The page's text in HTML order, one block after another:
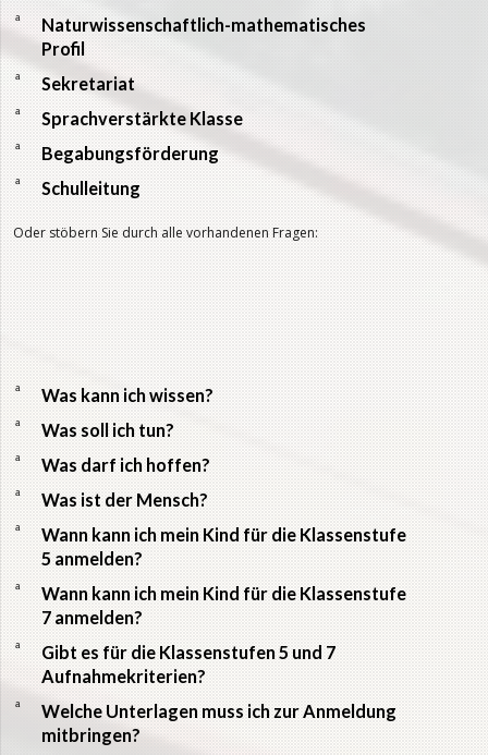
a
Naturwissenschaftlich-mathematisches
Profil
a Sekretariat
a Sprachverstärkte Klasse
a Begabungsförderung
a Schulleitung
Oder stöbern Sie durch alle vorhandenen Fragen:
a Was kann ich wissen?
a Was soll ich tun?
a Was darf ich hoffen?
a Was ist der Mensch?
a
Wann kann ich mein Kind für die Klassenstufe
5 anmelden?
a
Wann kann ich mein Kind für die Klassenstufe
7 anmelden?
a
Gibt es für die Klassenstufen 5 und 7
Aufnahmekriterien?
a
Welche Unterlagen muss ich zur Anmeldung
mitbringen?